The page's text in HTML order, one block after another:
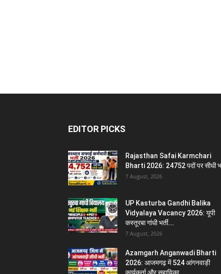
EDITOR PICKS
Rajasthan Safai Karmchari
Bharti 2026: 24752 पदों पर सीधी
7 August, 2026
UP Kasturba Gandhi Balika
Vidyalaya Vacancy 2026: यूपी
कस्तूरबा गांधी भर्ती...
7 August, 2026
Azamgarh Anganwadi Bharti
2026: आजमगढ़ में 524 आंगनवाड़ी